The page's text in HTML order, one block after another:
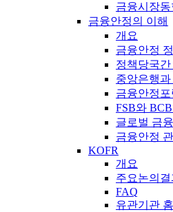
금융시장동
금융안정의 이해
개요
금융안정
정책당국
중앙은행
금융안정포
FSB와
글로벌 금
금융안정
KOFR
개요
주요논의결
FAQ
유관기관